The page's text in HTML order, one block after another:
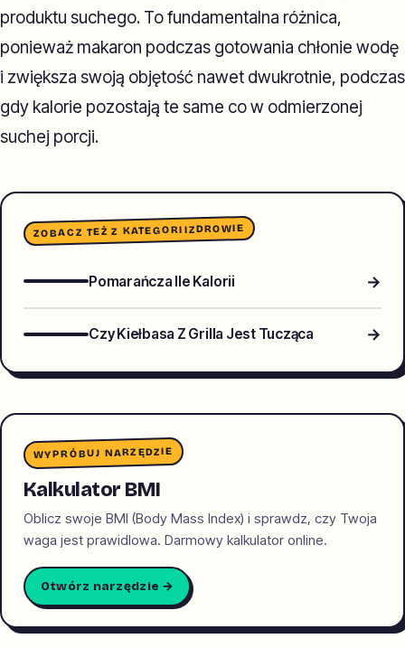
produktu suchego. To fundamentalna różnica,
ponieważ makaron podczas gotowania chłonie wodę
i zwiększa swoją objętość nawet dwukrotnie, podczas
gdy kalorie pozostają te same co w odmierzonej
suchej porcji.
ZOBACZ TEŻ Z KATEGORIIZDROWIE
Pomarańcza Ile Kalorii →
Czy Kiełbasa Z Grilla Jest Tucząca →
WYPRÓBUJ NARZĘDZIE
Kalkulator BMI
Oblicz swoje BMI (Body Mass Index) i sprawdz, czy Twoja
waga jest prawidlowa. Darmowy kalkulator online.
Otwórz narzędzie →